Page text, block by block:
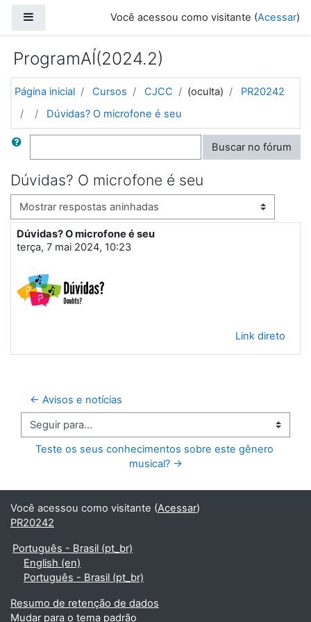
Você acessou como visitante (Acessar)
ProgramAÍ(2024.2)
Página inicial Cursos CJCC (oculta)
PR20242
Dúvidas? O microfone é seu
Buscar Buscar no fórum
Dúvidas? O microfone é seu
Modo de visualização
Dúvidas? O microfone é seu
terça, 7 mai 2024, 10:23
Número de respostas: 0
Link direto
← Avisos e notícias
Seguir para...
Teste os seus conhecimentos sobre este gênero
musical? →
Você acessou como visitante (Acessar)
PR20242
Português - Brasil ‎(pt_br)‎
English ‎(en)‎
Português - Brasil ‎(pt_br)‎
Resumo de retenção de dados
Mudar para o tema padrão